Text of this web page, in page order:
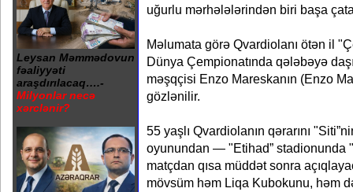
Leysan Məmmədovun
fəaliyyəti
araşdırılacaq….-
Milyonlar necə
xərclənir?
uğurlu mərhələlərindən biri başa
Məlumata görə Qvardiolanı ötən il
Dünya Çempionatında qələbəyə
məşqçisi Enzo Mareskanın (Enzo
gözlənilir.
55 yaşlı Qvardiolanın qərarını
oyunundan — "Etihad” stadionunda
matçdan qısa müddət sonra
mövsüm həm Liqa Kubokunu, həm